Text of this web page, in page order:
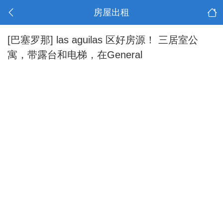
房屋出租
[巴塞罗那] las aguilas 区好房源！ 三居室公
寓，带露台和电梯，在General